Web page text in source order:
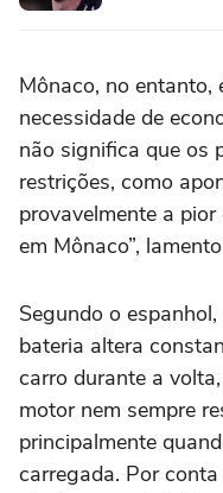
Mônaco, no entanto,
necessidade de
não significa que os
restrições, como
provavelmente a
em Mônaco”,
Segundo o
bateria altera
carro durante a
motor nem sempre
principalmente
carregada. Por